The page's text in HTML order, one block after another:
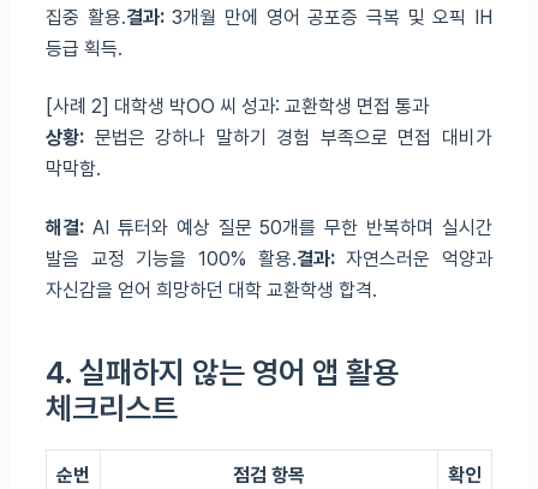
집중 활용.결과:3개월 만에 영어 공포증 극복 및 오픽 IH
등급 획득.
[사례 2] 대학생 박OO 씨 성과: 교환학생 면접 통과
상황: 문법은 강하나 말하기 경험 부족으로 면접 대비가
막막함.
해결: AI 튜터와 예상 질문 50개를 무한 반복하며 실시간
발음 교정 기능을 100% 활용.결과:자연스러운 억양과
자신감을 얻어 희망하던 대학 교환학생 합격.
4. 실패하지 않는 영어 앱 활용
체크리스트
순번 점검 항목 확인